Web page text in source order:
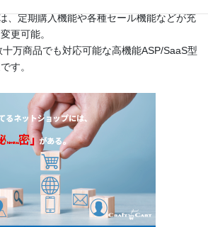
、定期購入機能や各種セール機能などが充
更可能。
万商品でも対応可能な高機能ASP/SaaS型
す。